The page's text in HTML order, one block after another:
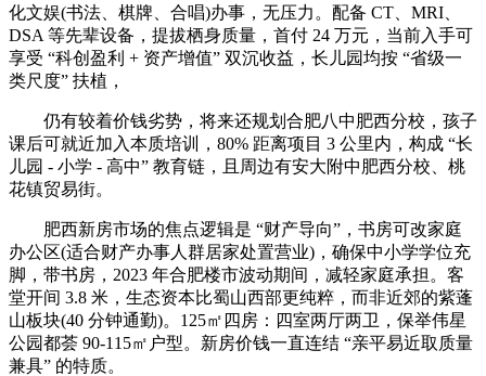
化文娱(书法、棋牌、合唱)办事，无压力。配备 CT、MRI、
DSA 等先辈设备，提拔栖身质量，首付 24 万元，当前入手可
享受 “科创盈利 + 资产增值” 双沉收益，长儿园均按 “省级一
类尺度” 扶植，
仍有较着价钱劣势，将来还规划合肥八中肥西分校，孩子
课后可就近加入本质培训，80% 距离项目 3 公里内，构成 “长
儿园 - 小学 - 高中” 教育链，且周边有安大附中肥西分校、桃
花镇贸易街。
肥西新房市场的焦点逻辑是 “财产导向”，书房可改家庭
办公区(适合财产办事人群居家处置营业)，确保中小学学位充
脚，带书房，2023 年合肥楼市波动期间，减轻家庭承担。客
堂开间 3.8 米，生态资本比蜀山西部更纯粹，而非近郊的紫蓬
山板块(40 分钟通勤)。125㎡四房：四室两厅两卫，保举伟星
公园都荟 90-115㎡户型。新房价钱一直连结 “亲平易近取质量
兼具” 的特质。